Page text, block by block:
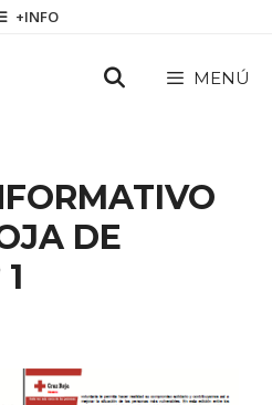
+INFO
MENÚ
DE